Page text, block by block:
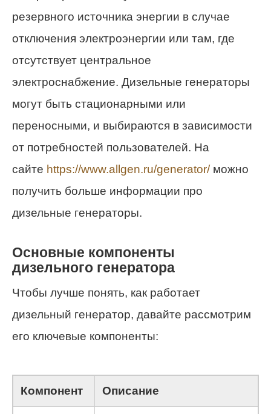
резервного источника энергии в случае
отключения электроэнергии или там, где
отсутствует центральное
электроснабжение. Дизельные генераторы
могут быть стационарными или
переносными, и выбираются в зависимости
от потребностей пользователей. На
сайте https://www.allgen.ru/generator/можно
получить больше информации про
дизельные генераторы.
Основные компоненты
дизельного генератора
Чтобы лучше понять, как работает
дизельный генератор, давайте рассмотрим
его ключевые компоненты:
Компонент Описание